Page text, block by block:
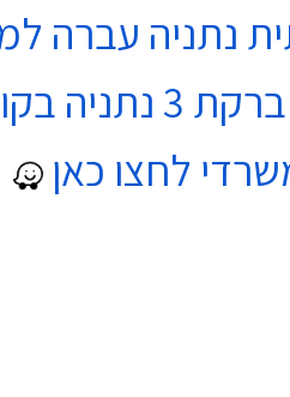
נתניה עברה
בקומה 4
לחצו כאן